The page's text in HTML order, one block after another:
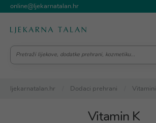
online@ljekarnatalan.hr
ljekarnatalan.hr Dodaci prehrani Vitamini
Vitamin K